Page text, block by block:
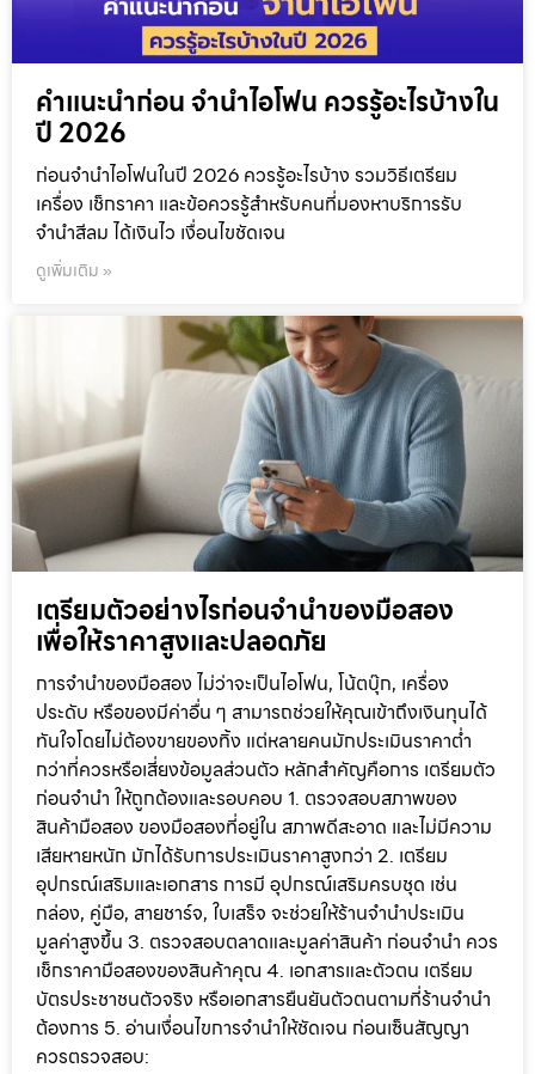
คำแนะนำก่อน จำนำไอโฟน ควรรู้อะไรบ้างใน
ปี 2026
ก่อนจำนำไอโฟนในปี 2026 ควรรู้อะไรบ้าง รวมวิธีเตรียม
เครื่อง เช็กราคา และข้อควรรู้สำหรับคนที่มองหาบริการรับ
จำนำสีลม ได้เงินไว เงื่อนไขชัดเจน
ดูเพิ่มเติม »
เตรียมตัวอย่างไรก่อนจำนำของมือสอง
เพื่อให้ราคาสูงและปลอดภัย
การจำนำของมือสอง ไม่ว่าจะเป็นไอโฟน, โน้ตบุ๊ก, เครื่อง
ประดับ หรือของมีค่าอื่น ๆ สามารถช่วยให้คุณเข้าถึงเงินทุนได้
ทันใจโดยไม่ต้องขายของทิ้ง แต่หลายคนมักประเมินราคาต่ำ
กว่าที่ควรหรือเสี่ยงข้อมูลส่วนตัว หลักสำคัญคือการ เตรียมตัว
ก่อนจำนำ ให้ถูกต้องและรอบคอบ 1. ตรวจสอบสภาพของ
สินค้ามือสอง ของมือสองที่อยู่ใน สภาพดีสะอาด และไม่มีความ
เสียหายหนัก มักได้รับการประเมินราคาสูงกว่า 2. เตรียม
อุปกรณ์เสริมและเอกสาร การมี อุปกรณ์เสริมครบชุด เช่น
กล่อง, คู่มือ, สายชาร์จ, ใบเสร็จ จะช่วยให้ร้านจำนำประเมิน
มูลค่าสูงขึ้น 3. ตรวจสอบตลาดและมูลค่าสินค้า ก่อนจำนำ ควร
เช็กราคามือสองของสินค้าคุณ 4. เอกสารและตัวตน เตรียม
บัตรประชาชนตัวจริง หรือเอกสารยืนยันตัวตนตามที่ร้านจำนำ
ต้องการ 5. อ่านเงื่อนไขการจำนำให้ชัดเจน ก่อนเซ็นสัญญา
ควรตรวจสอบ: